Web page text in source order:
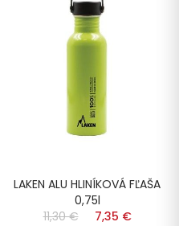
LAKEN ALU HLINÍKOVÁ FĽAŠA
0,75l
11,30 €
7,35 €